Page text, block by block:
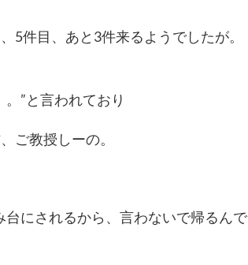
5件目、あと3件来るようでしたが。
”と言われており
ご教授しーの。
にされるから、言わないで帰るんで